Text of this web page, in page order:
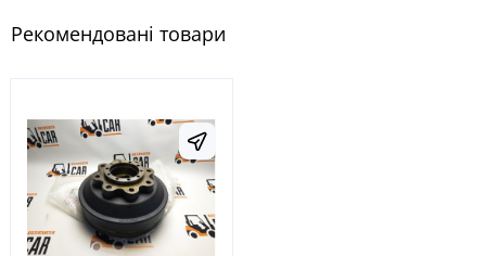
Рекомендовані товари